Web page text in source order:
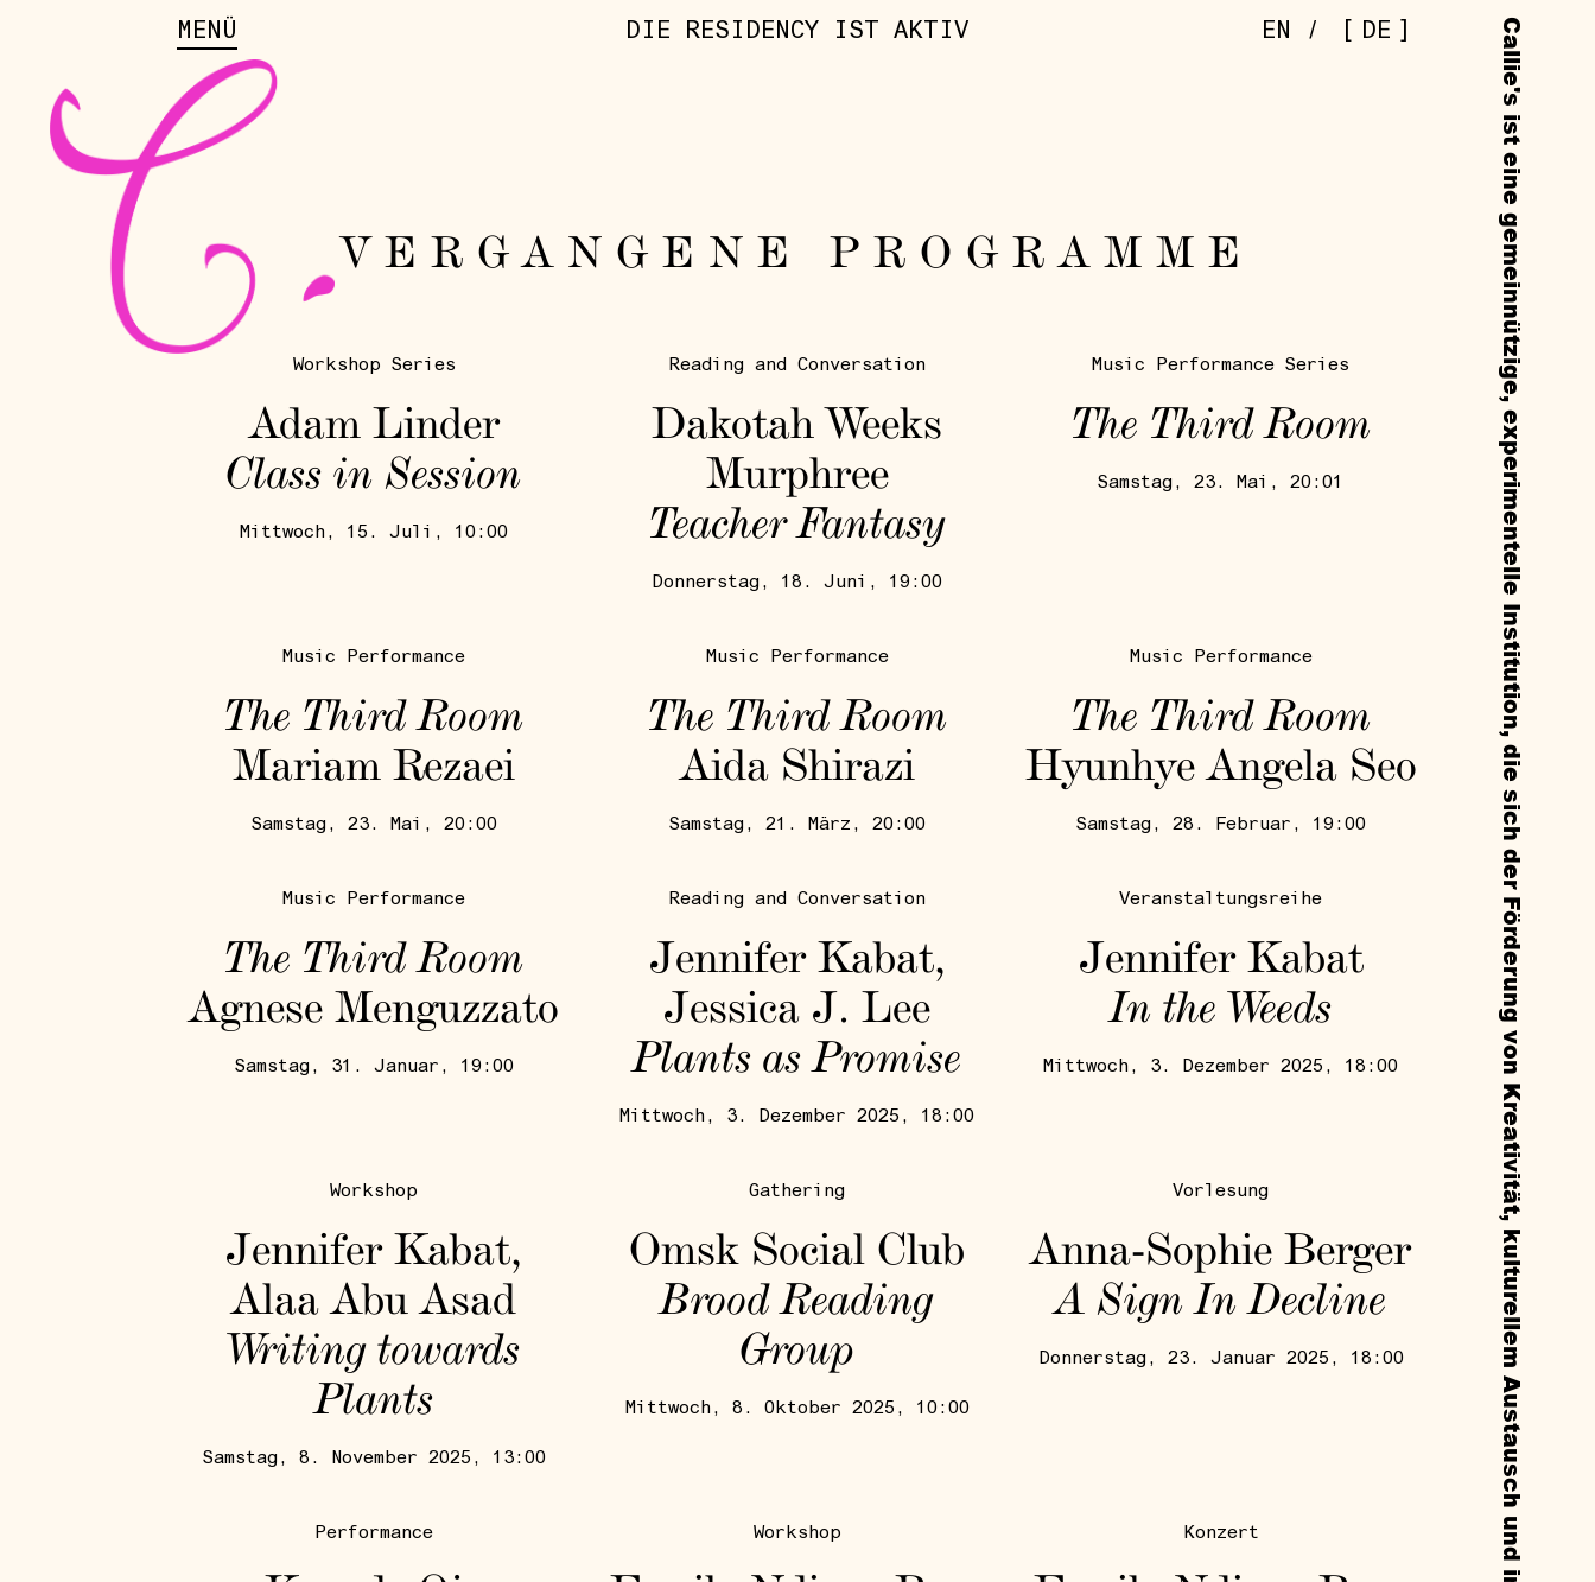
MENÜ DIE RESIDENCY IST AKTIV EN / DE
VERGANGENE PROGRAMME
Workshop Series
Adam Linder
Class in Session
Mittwoch, 15. Juli, 10:00
Reading and Conversation
Dakotah Weeks
Murphree
Teacher Fantasy
Donnerstag, 18. Juni, 19:00
Music Performance Series
The Third Room
Samstag, 23. Mai, 20:01
Music Performance
The Third Room
Mariam Rezaei
Samstag, 23. Mai, 20:00
Music Performance
The Third Room
Aida Shirazi
Samstag, 21. März, 20:00
Music Performance
The Third Room
Hyunhye Angela Seo
Samstag, 28. Februar, 19:00
Music Performance
The Third Room
Agnese Menguzzato
Samstag, 31. Januar, 19:00
Reading and Conversation
Jennifer Kabat,
Jessica J. Lee
Plants as Promise
Mittwoch, 3. Dezember 2025, 18:00
Veranstaltungsreihe
Jennifer Kabat
In the Weeds
Mittwoch, 3. Dezember 2025, 18:00
Workshop
Jennifer Kabat,
Alaa Abu Asad
Writing towards
Plants
Samstag, 8. November 2025, 13:00
Gathering
Omsk Social Club
Brood Reading
Group
Mittwoch, 8. Oktober 2025, 10:00
Vorlesung
Anna-Sophie Berger
A Sign In Decline
Donnerstag, 23. Januar 2025, 18:00
Performance Workshop Konzert